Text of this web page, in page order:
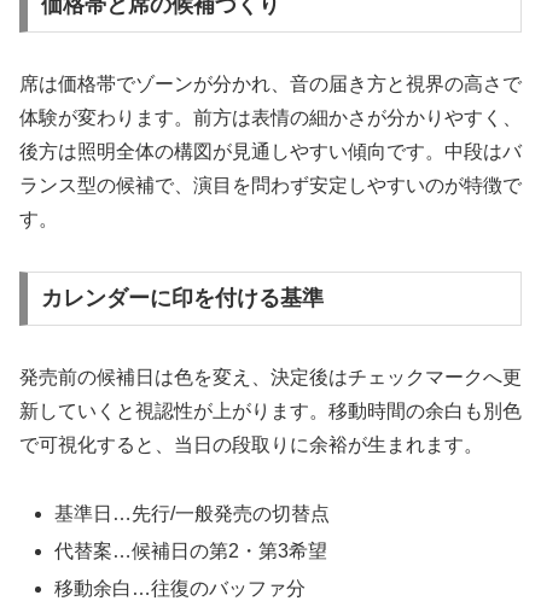
席は価格帯でゾーンが分かれ、音の届き方と視界の高さで
体験が変わります。前方は表情の細かさが分かりやすく、
後方は照明全体の構図が見通しやすい傾向です。中段はバ
ランス型の候補で、演目を問わず安定しやすいのが特徴で
す。
カレンダーに印を付ける基準
発売前の候補日は色を変え、決定後はチェックマークへ更
新していくと視認性が上がります。移動時間の余白も別色
で可視化すると、当日の段取りに余裕が生まれます。
基準日…先行/一般発売の切替点
代替案…候補日の第2・第3希望
移動余白…往復のバッファ分